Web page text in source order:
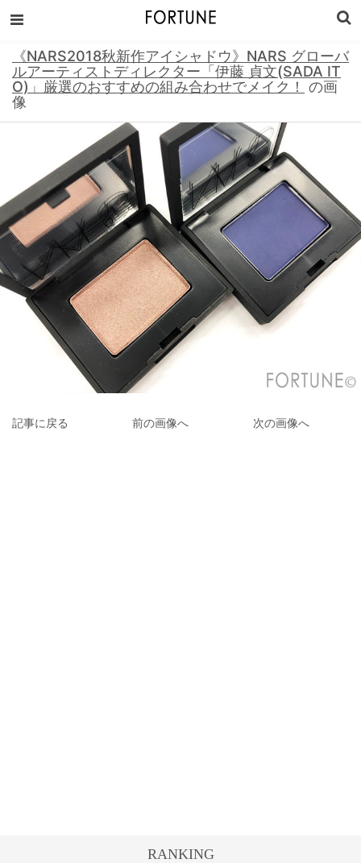
《NARS2018秋新作アイシャドウ》NARS グローバ
ルアーティストディレクター「伊藤 貞文(SADA IT
O)」厳選のおすすめの組み合わせでメイク！
の画
像
記事に戻る 前の画像へ 次の画像へ
RANKING